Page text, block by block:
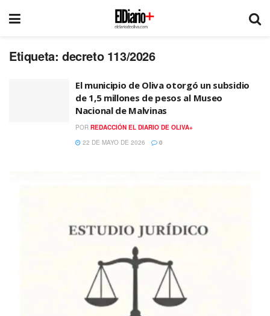
Etiqueta: decreto 113/2026
El municipio de Oliva otorgó un subsidio
de 1,5 millones de pesos al Museo
Nacional de Malvinas
POR REDACCIÓN EL DIARIO DE OLIVA+
22 DE MAYO DE 2026
0